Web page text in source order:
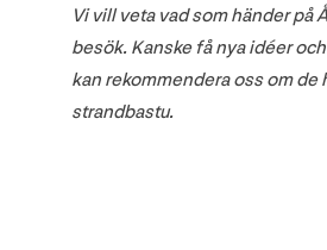
Vi vill veta vad som händer på
besök. Kanske få nya idéer
kan rekommendera oss om
strandbastu.